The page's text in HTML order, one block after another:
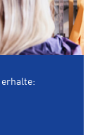
erhalte: